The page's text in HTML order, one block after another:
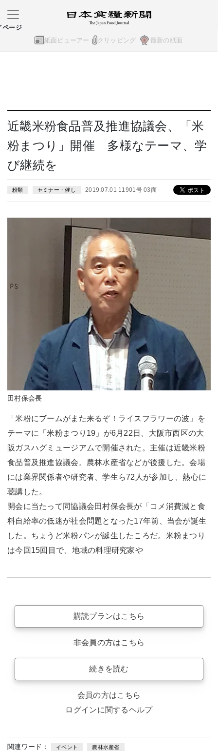
紙面ビューアー クリッピング 最新の紙面
ページ
近畿米粉食品普及推進協議会、「米
粉まつり」開催 多様なテーマ、学
び継続を
粉類 セミナー・催し 2019.07.01 11901号 03面
田村保会長
「米粉にブームがまた来るぞ！ライスフラワーの波」を
テーマに「米粉まつり19」が6月22日、大阪市西区の大
阪ガスハグミュージアムで開催された。主催は近畿米粉
食品普及推進協議会。農林水産省などが後援した。会場
には業界関係者や研究者、学生ら72人が参加し、熱心に
聴講した。
開会に当たって同協議会田村保会長が「コメ消費減と食
料自給率の低迷が社会問題となった17年前、当会が誕生
した。ちょうど米粉パンが誕生したころだ。米粉まつり
は今回15回目で、地域の料理研究家や
購読プランはこちら
非会員の方はこちら
続きを読む
会員の方はこちら
ログインに関するヘルプ
関連ワード： イベント 農林水産省